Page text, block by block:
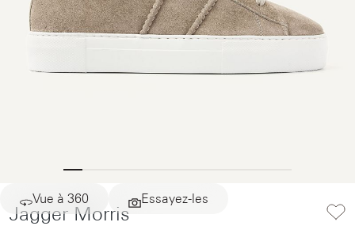
Vue à 360 Essayez-les
Jagger Morris